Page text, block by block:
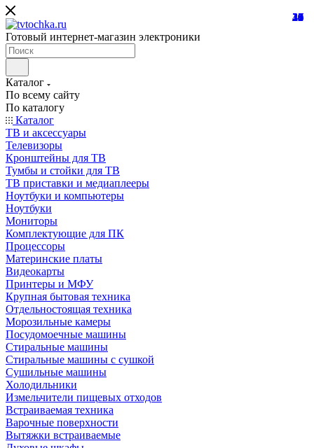
Готовый интернет-магазин электроники
Каталог
По всему сайту
По каталогу
Каталог
ТВ и аксессуары
Телевизоры
Кронштейны для ТВ
Тумбы и стойки для ТВ
ТВ приставки и медиаплееры
Ноутбуки и компьютеры
Ноутбуки
Мониторы
Комплектующие для ПК
Процессоры
Материнские платы
Видеокарты
Принтеры и МФУ
Крупная бытовая техника
Отдельностоящая техника
Морозильные камеры
Посудомоечные машины
Стиральные машины
Стиральные машины с сушкой
Сушильные машины
Холодильники
Измельчители пищевых отходов
Встраиваемая техника
Варочные поверхности
Вытяжки встраиваемые
21
24
10
7
39
10
8
25
18
32
7
24
31
15
45
26
16
12
27